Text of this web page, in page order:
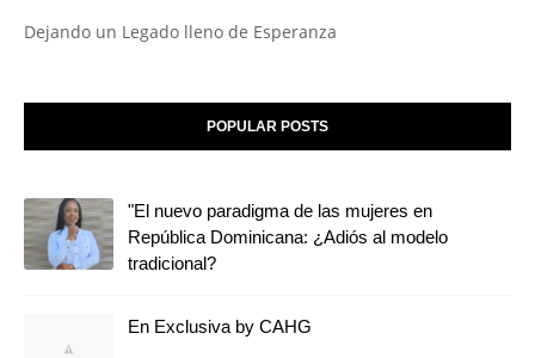
Dejando un Legado lleno de Esperanza
POPULAR POSTS
"El nuevo paradigma de las mujeres en
República Dominicana: ¿Adiós al modelo
tradicional?
En Exclusiva by CAHG